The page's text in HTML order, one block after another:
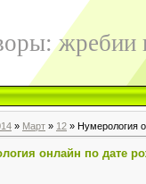
жребии
» Март » 12 » Нумерология
онлайн по дате